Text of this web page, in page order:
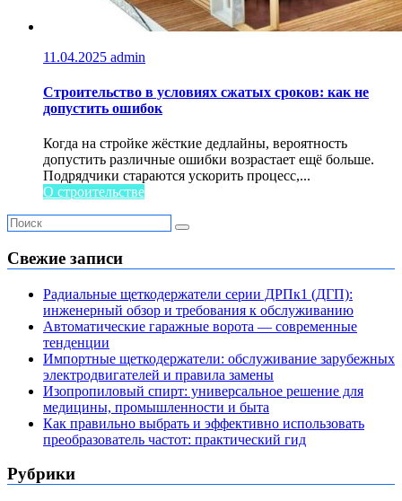
11.04.2025 admin
Строительство в условиях сжатых сроков: как не
допустить ошибок
Когда на стройке жёсткие дедлайны, вероятность
допустить различные ошибки возрастает ещё больше.
Подрядчики стараются ускорить процесс,...
О строительстве
Свежие записи
Радиальные щеткодержатели серии ДРПк1 (ДГП):
инженерный обзор и требования к обслуживанию
Автоматические гаражные ворота — современные
тенденции
Импортные щеткодержатели: обслуживание зарубежных
электродвигателей и правила замены
Изопропиловый спирт: универсальное решение для
медицины, промышленности и быта
Как правильно выбрать и эффективно использовать
преобразователь частот: практический гид
Рубрики